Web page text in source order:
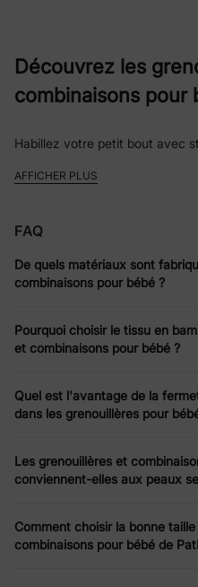
Découvrez les
combinaisons pour
Habillez votre petit bout avec
Que ce soit un dimanche
votre bébé confortable et
sont parfaits pour chaque
Comment nos
combinaisons pour
votre journée
Nosgrenouillères et
Découvrez comment elles
:
fermetures éclair à double
combinaisons pour bébé
AFFICHER PLUS
FAQ
De quels matériaux sont
combinaisons pour bébé ?
Pourquoi choisir le tissu en
et combinaisons pour bébé ?
Quel est l'avantage de la
dans les grenouillères pour
Les grenouillères et
conviennent-elles aux peaux
Comment choisir la bonne
combinaisons pour bébé de